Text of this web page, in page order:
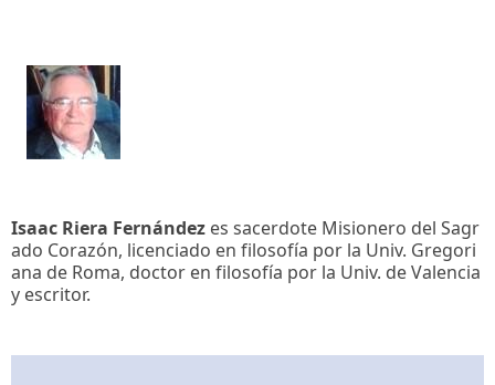
Isaac Riera Fernández es sacerdote Misionero del Sagr
ado Corazón, licenciado en filosofía por la Univ. Gregori
ana de Roma, doctor en filosofía por la Univ. de Valencia
y escritor.